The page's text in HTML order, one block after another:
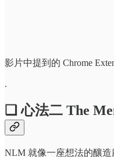
影片中提到的 Chrome
.
❏ 心法二 The
NLM 就像一座想法的釀